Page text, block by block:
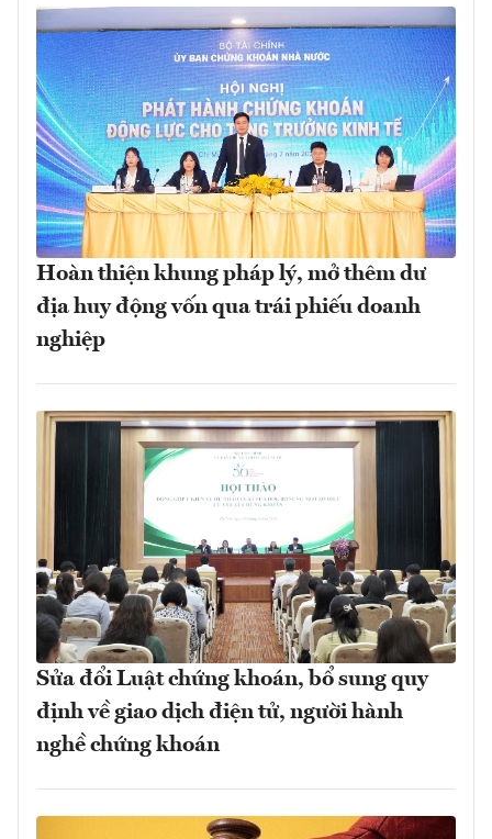
Hoàn thiện khung pháp lý, mở thêm dư
địa huy động vốn qua trái phiếu doanh
nghiệp
Sửa đổi Luật chứng khoán, bổ sung quy
định về giao dịch điện tử, người hành
nghề chứng khoán